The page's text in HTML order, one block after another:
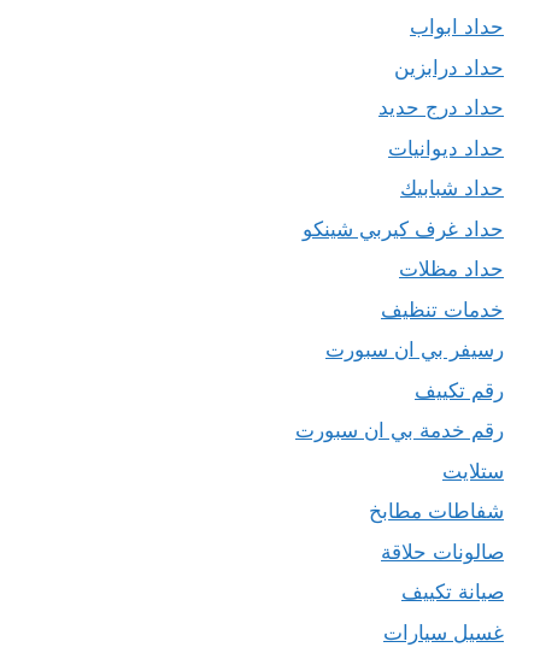
حداد ابواب
حداد درابزين
حداد درج حديد
حداد ديوانيات
حداد شبابيك
حداد غرف كيربي شينكو
حداد مظلات
خدمات تنظيف
رسيفر بي ان سبورت
رقم تكييف
رقم خدمة بي ان سبورت
ستلايت
شفاطات مطابخ
صالونات حلاقة
صيانة تكييف
غسيل سيارات